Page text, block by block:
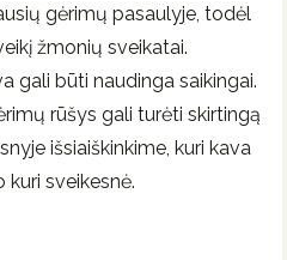
gėrimų pasaulyje, todėl
žmonių sveikatai.
gali būti naudinga saikingai.
rūšys gali turėti skirtingą
išsiaiškinkime, kuri kava
kuri sveikesnė.